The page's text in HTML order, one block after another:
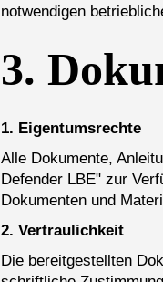
notwendigen
3.
1. Eigentumsrechte
Alle Dokumente,
Defender LBE" zur
Dokumenten und
2. Vertraulichkeit
Die bereitgestellten